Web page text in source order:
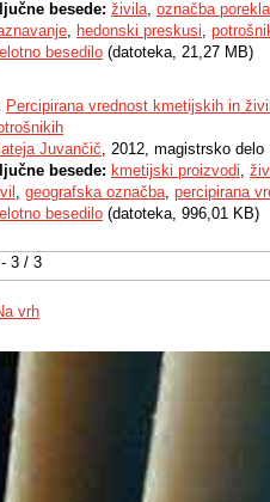
3 / 3
besede: živila, označba porekla
, hedonski preskusi,
besedilo (datoteka, 21,27 MB)
Percipirana vrednost kmetijskih in
Juvančič, 2012, magistrsko delo
besede: kmetijski proizvodi,
, geografska označba, percipirana
besedilo (datoteka, 996,01 KB)
vrh